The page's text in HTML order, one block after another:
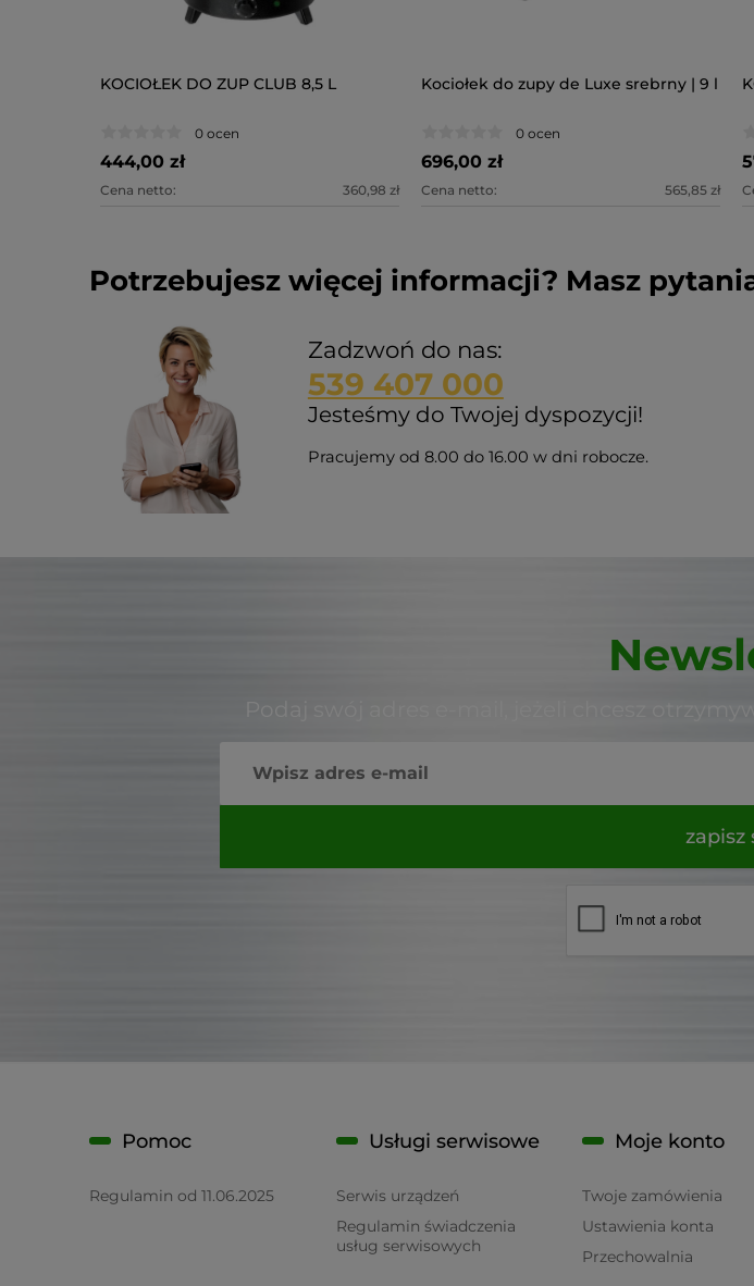
KOCIOŁEK DO ZUP CLUB 8,5 L
0 ocen
444,00 zł
Cena netto: 360,98 zł
Kociołek do zupy de Luxe srebrny | 9 l
0 ocen
696,00 zł
Cena netto: 565,85 zł
Potrzebujesz więcej informacji? Masz
Zadzwoń do nas:
539 407 000
Jesteśmy do Twojej dyspozycji!
Pracujemy od 8.00 do 16.00 w dni robocze.
Podaj swój adres e-mail, jeżeli chcesz
zapisz
Pomoc
Regulamin od 11.06.2025
Usługi serwisowe
Serwis urządzeń
Regulamin świadczenia
usług serwisowych
Moje konto
Twoje zamówienia
Ustawienia konta
Przechowalnia